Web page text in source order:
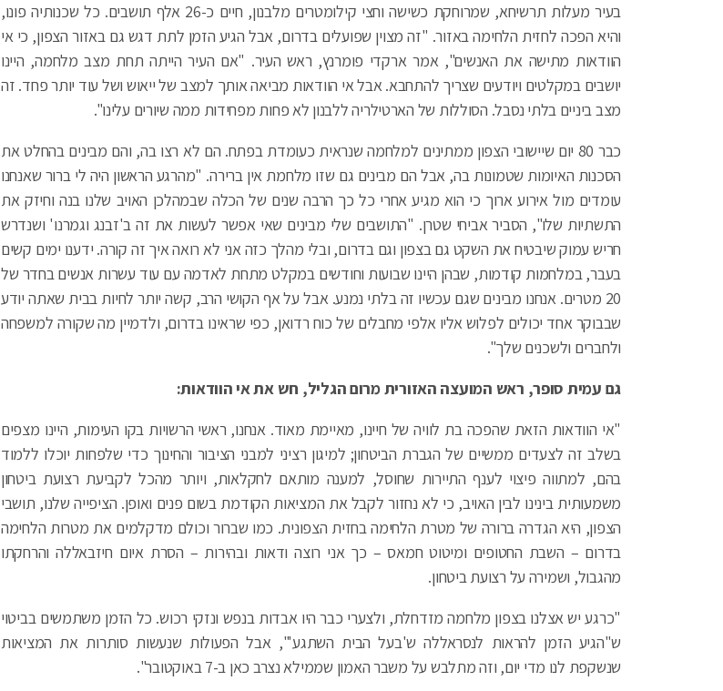
בעיר מעלות תרשיחא, שמרוחקת כשישה וחצי קילומטרים מלבנון, חיים כ-26 אלף תושבים. כל שכנותיה פונו,
והיא הפכה לחזית הלחימה באזור. "זה מצוין שפועלים בדרום, אבל הגיע הזמן לתת דגש גם באזור הצפון, כי אי
הוודאות מתישה את האנשים", אמר ארקדי פומרנץ, ראש העיר. "אם העיר הייתה תחת מצב מלחמה, היינו
יושבים במקלטים ויודעים שצריך להתחבא. אבל אי הוודאות מביאה אותך למצב של ייאוש ושל עוד יותר פחד. זה
מצב ביניים בלתי נסבל. הסוללות של הארטילריה ללבנון לא פחות מפחידות ממה שיורים עלינו".
כבר 80 יום שיישובי הצפון ממתינים למלחמה שנראית כעומדת בפתח. הם לא רצו בה, והם מבינים בהחלט את
הסכנות האיומות שטמונות בה, אבל הם מבינים גם שזו מלחמת אין ברירה. "מהרגע הראשון היה לי ברור שאנחנו
עומדים מול אירוע ארוך כי הוא מגיע אחרי כל כך הרבה שנים של הכלה שבמהלכן האויב שלנו בנה וחיזק את
התשתיות שלו", הסביר אביחי שטרן. "התושבים שלי מבינים שאי אפשר לעשות את זה ב'זבנג וגמרנו' ושנדרש
חריש עמוק שיבטיח את השקט גם בצפון וגם בדרום, ובלי מהלך כזה אני לא רואה איך זה קורה. ידענו ימים קשים
בעבר, במלחמות קודמות, שבהן היינו שבועות וחודשים במקלט מתחת לאדמה עם עוד עשרות אנשים בחדר של
20 מטרים. אנחנו מבינים שגם עכשיו זה בלתי נמנע. אבל על אף הקושי הרב, קשה יותר לחיות בבית שאתה יודע
שבבוקר אחד יכולים לפלוש אליו אלפי מחבלים של כוח רדואן, כפי שראינו בדרום, ולדמיין מה שקורה למשפחה
ולחברים ולשכנים שלך".
גם עמית סופר, ראש המועצה האזורית מרום הגליל, חש את אי הוודאות:
"אי הוודאות הזאת שהפכה בת לוויה של חיינו, מאיימת מאוד. אנחנו, ראשי הרשויות בקו העימות, היינו מצפים
בשלב זה לצעדים ממשיים של הגברת הביטחון; למיגון רציני למבני הציבור והחינוך כדי שלפחות יוכלו ללמוד
בהם, למתווה פיצוי לענף התיירות שחוסל, למענה מותאם לחקלאות, ויותר מהכל לקביעת רצועת ביטחון
משמעותית בינינו לבין האויב, כי לא נחזור לקבל את המציאות הקודמת בשום פנים ואופן. הציפייה שלנו, תושבי
הצפון, היא הגדרה ברורה של מטרת הלחימה בחזית הצפונית. כמו שברור וכולם מדקלמים את מטרות הלחימה
בדרום – השבת החטופים ומיטוט חמאס – כך אני רוצה ודאות ובהירות – הסרת איום חיזבאללה והרחקתו
מהגבול, ושמירה על רצועת ביטחון.
"כרגע יש אצלנו בצפון מלחמה מזדחלת, ולצערי כבר היו אבדות בנפש ונזקי רכוש. כל הזמן משתמשים בביטוי
ש"הגיע הזמן להראות לנסראללה ש'בעל הבית השתגע'", אבל הפעולות שנעשות סותרות את המציאות
שנשקפת לנו מדי יום, וזה מתלבש על משבר האמון שממילא נצרב כאן ב-7 באוקטובר".